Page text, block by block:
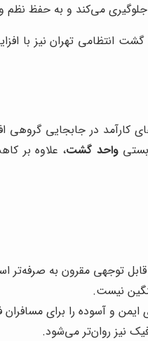
جلوگیری می‌کند و به حفظ
انتظامی تهران نیز با
کارآمد در جابجایی گروهی
واحد گشت، علاوه بر
قابل توجهی مقرون به صرفه‌تر
نیست.
و آسوده را برای مسافران
نیز روان‌تر می‌شود.